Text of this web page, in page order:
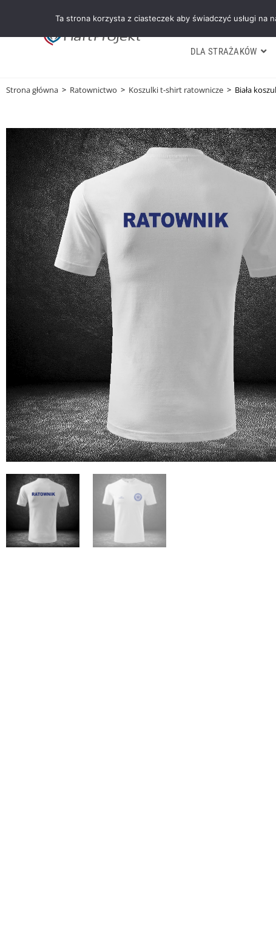
DLA STRAŻAKÓW
Strona główna > Ratownictwo > Koszulki t-shirt ratownicze > Biała
Ta strona korzysta z ciasteczek aby świadczyć usługi na